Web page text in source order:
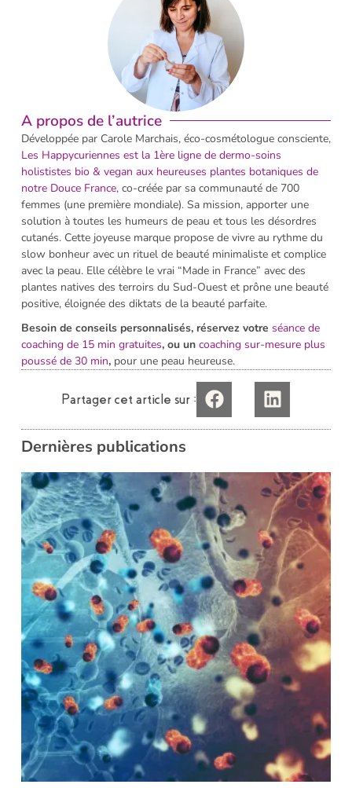
A propos de l’autrice
Développée par Carole Marchais, éco-cosmétologue consciente,
Les Happycuriennes est la 1ère ligne de dermo-soins
holististes bio & vegan aux heureuses plantes botaniques de
notre Douce France,co-créée par sa communauté de 700
femmes (une première mondiale). Sa mission, apporter une
solution à toutes les humeurs de peau et tous les désordres
cutanés. Cette joyeuse marque propose de vivre au rythme du
slow bonheur avec un rituel de beauté minimaliste et complice
avec la peau. Elle célèbre le vrai “Made in France” avec des
plantes natives des terroirs du Sud-Ouest et prône une beauté
positive, éloignée des diktats de la beauté parfaite.
Besoin de conseils personnalisés, réservez votre séance de
coaching de 15 min gratuites, ou un coaching sur-mesure plus
poussé de 30 min, pour une peau heureuse.
Partager cet article sur :
Dernières publications